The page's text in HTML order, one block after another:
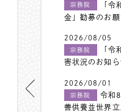
宗務院
「令
金」勧募のお願
2026/08/05
宗務院
「令
害状況のお知ら
2026/08/01
宗務院
令和
善供養並世界